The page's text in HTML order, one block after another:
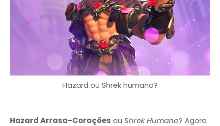
Hazard ou Shrek humano?
Hazard Arrasa-Corações ou Shrek Humano? Agora